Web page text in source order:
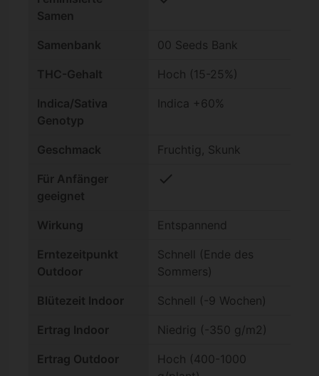
Samen
Samenbank 00 Seeds Bank
THC-Gehalt Hoch (15-25%)
Indica/Sativa
Genotyp
Indica +60%
Geschmack Fruchtig, Skunk
Für Anfänger
geeignet
check
Wirkung Entspannend
Erntezeitpunkt
Outdoor
Schnell (Ende des
Sommers)
Blütezeit Indoor Schnell (-9 Wochen)
Ertrag Indoor Niedrig (-350 g/m2)
Ertrag Outdoor
Hoch (400-1000